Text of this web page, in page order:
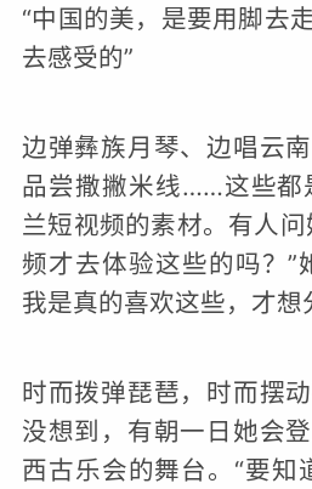
“中国的美，是要用脚去
去感受的”
边弹彝族月琴、边唱云
品尝撒撇米线……这些都
兰短视频的素材。有人
频才去体验这些的吗？”
我是真的喜欢这些，才想
时而拨弹琵琶，时而摆
没想到，有朝一日她会
西古乐会的舞台。“要知